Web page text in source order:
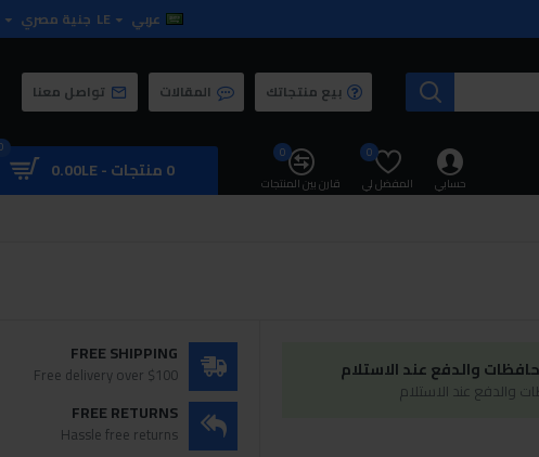
عربي LE جنية مصري
بيع منتجاتك المقالات تواصل معنا
حسابي المفضل لي
0
قارن بين المنتجات
0
0 منتجات - 0.00LE
والدفع عند الاستلام
والدفع عند الاستلام
FREE SHIPPING
Free delivery over $100
FREE RETURNS
Hassle free returns